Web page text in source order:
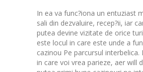
In ea va func?iona un entuziast
sali din dezvaluire, recep?ii, iar
putea devine vizitate de orice
este locul in care este unde a
cazinou Pe parcursul interbelica.
in care voi vrea parieze, aer will